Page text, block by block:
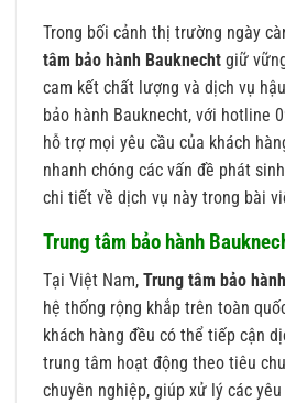
Trong bối cảnh thị trường ngày
tâm bảo hành Bauknecht giữ
cam kết chất lượng và dịch vụ
bảo hành Bauknecht, với hotline
hỗ trợ mọi yêu cầu của khách
nhanh chóng các vấn đề phát
chi tiết về dịch vụ này trong bài
Trung tâm bảo hành
Tại Việt Nam, Trung tâm bảo
hệ thống rộng khắp trên toàn
khách hàng đều có thể tiếp cận
trung tâm hoạt động theo tiêu
chuyên nghiệp, giúp xử lý các